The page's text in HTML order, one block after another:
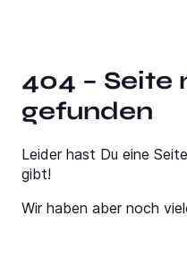
404 – Seite
gefunden
Leider hast Du eine
gibt!
Wir haben aber noch